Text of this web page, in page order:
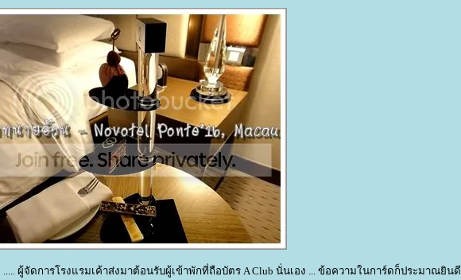
ผู้จัดการโรงแรมเค้าส่งมาต้อนรับผู้เข้าพักที่ถือบัตร A Club นั่นเอง ... ข้อความในการ์ดก็ประมาณยินดี